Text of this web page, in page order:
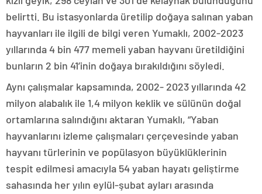
belirtti. Bu istasyonlarda üretilip doğaya salınan yaban
hayvanları ile ilgili de bilgi veren Yumaklı, 2002-2023
yıllarında 4 bin 477 memeli yaban hayvanı üretildiğini
bunların 2 bin 41’inin doğaya bırakıldığını söyledi.
Aynı çalışmalar kapsamında, 2002- 2023 yıllarında 42
milyon alabalık ile 1,4 milyon keklik ve sülünün doğal
ortamlarına salındığını aktaran Yumaklı, “Yaban
hayvanlarını izleme çalışmaları çerçevesinde yaban
hayvanı türlerinin ve popülasyon büyüklüklerinin
tespit edilmesi amacıyla 54 yaban hayatı geliştirme
sahasında her yılın eylül-şubat ayları arasında